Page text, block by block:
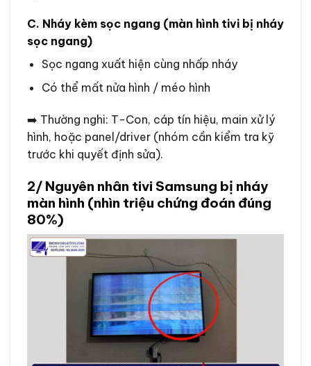
C. Nháy kèm sọc ngang (màn hình tivi bị nháy
sọc ngang)
Sọc ngang xuất hiện cùng nhấp nháy
Có thể mất nửa hình / méo hình
➡️ Thường nghi: T-Con, cáp tín hiệu, main xử lý
hình, hoặc panel/driver (nhóm cần kiểm tra kỹ
trước khi quyết định sửa).
2/ Nguyên nhân tivi Samsung bị nháy
màn hình (nhìn triệu chứng đoán đúng
80%)